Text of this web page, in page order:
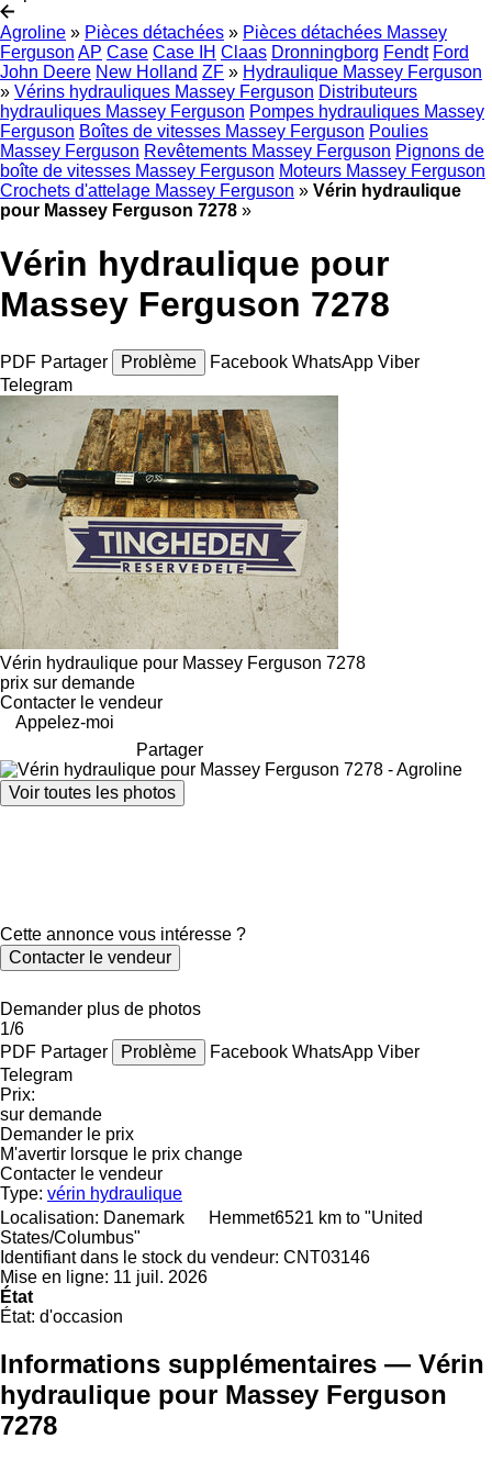
Agroline » Pièces détachées » Pièces détachées Massey
Ferguson AP Case Case IH Claas Dronningborg Fendt Ford
John Deere New Holland ZF » Hydraulique Massey Ferguson
» Vérins hydrauliques Massey Ferguson Distributeurs
hydrauliques Massey Ferguson Pompes hydrauliques Massey
Ferguson Boîtes de vitesses Massey Ferguson Poulies
Massey Ferguson Revêtements Massey Ferguson Pignons de
boîte de vitesses Massey Ferguson Moteurs Massey Ferguson
Crochets d'attelage Massey Ferguson » Vérin hydraulique
pour Massey Ferguson 7278 »
Vérin hydraulique pour
Massey Ferguson 7278
PDF Partager Problème Facebook WhatsApp Viber
Telegram
Vérin hydraulique pour Massey Ferguson 7278
prix sur demande
Contacter le vendeur
Appelez-moi
Partager
Voir toutes les photos
Cette annonce vous intéresse ?
Contacter le vendeur
Demander plus de photos
1/6
PDF Partager Problème Facebook WhatsApp Viber
Telegram
Prix:
sur demande
Demander le prix
M'avertir lorsque le prix change
Contacter le vendeur
Type: vérin hydraulique
Localisation: Danemark Hemmet6521 km to "United
States/Columbus"
Identifiant dans le stock du vendeur: CNT03146
Mise en ligne: 11 juil. 2026
État
État: d'occasion
Informations supplémentaires — Vérin
hydraulique pour Massey Ferguson
7278